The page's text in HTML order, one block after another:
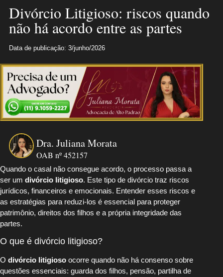
Divórcio Litigioso: riscos quando
não há acordo entre as partes
Data de publicação: 3/junho/2026
Dra. Juliana Morata
OAB nº 452157
Quando o casal não consegue acordo, o processo passa a
ser um divórcio litigioso. Este tipo de divórcio traz riscos
jurídicos, financeiros e emocionais. Entender esses riscos e
as estratégias para reduzi-los é essencial para proteger
patrimônio, direitos dos filhos e a própria integridade das
partes.
O que é divórcio litigioso?
O divórcio litigioso ocorre quando não há consenso sobre
questões essenciais: guarda dos filhos, pensão, partilha de